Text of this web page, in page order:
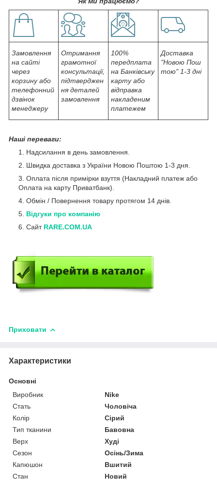
Замовлення
на сайті
через
корзину або
телефонний
дзвінок
менеджеру
Отримання
грамотної
консультації,
підтверджен
ня деталей
замовлення
100%
передплата
на Банківську
карту або
відправка
накладеним
платежем
Доставка
"Новою Пош
тою" 1-3 дні
Наші переваги:
Надсилання в день замовлення.
Швидка доставка з України Новою Поштою 1-3 дня.
Оплата після примірки взуття (Накладний платеж або
Оплата на карту Приватбанк).
Обмін / Повернення товару протягом 14 днів.
Відгуки про компанію
Сайт RARE.COM.UA
Приховати
Характеристики
Основні
Виробник
Nike
Стать
Чоловіча
Колір
Сірий
Тип тканини
Бавовна
Верх
Худі
Сезон
Осінь/Зима
Капюшон
Вшитий
Стан
Новий